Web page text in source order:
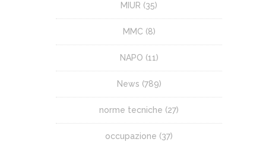
MIUR (35)
MMC (8)
NAPO (11)
News (789)
norme tecniche (27)
occupazione (37)